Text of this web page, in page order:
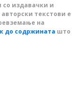
издавачки и
текстови е
на
до содржината што